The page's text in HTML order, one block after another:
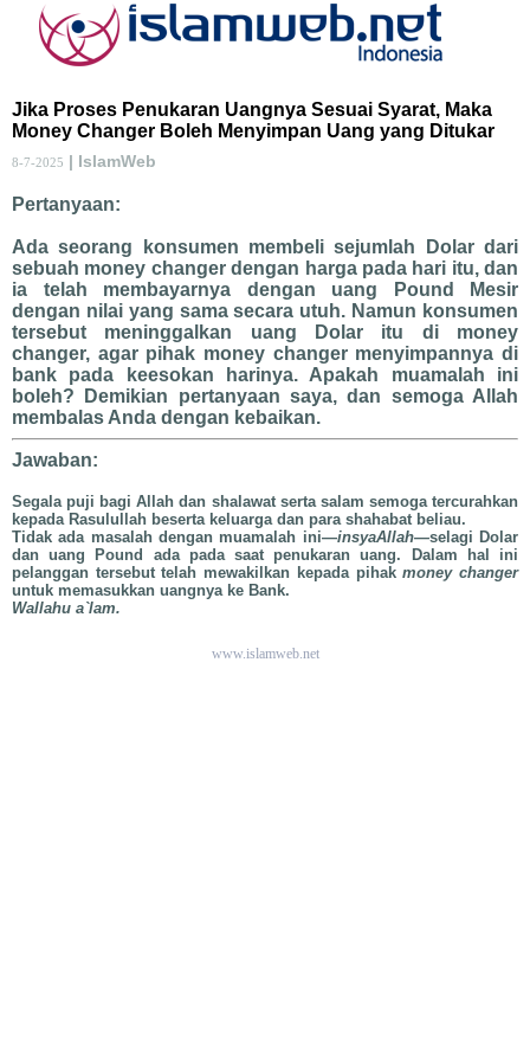
Jika Proses Penukaran Uangnya Sesuai Syarat, Maka
Money Changer Boleh Menyimpan Uang yang Ditukar
8-7-2025 | IslamWeb
Pertanyaan:
Ada seorang konsumen membeli sejumlah Dolar dari
sebuah money changer dengan harga pada hari itu, dan
ia telah membayarnya dengan uang Pound Mesir
dengan nilai yang sama secara utuh. Namun konsumen
tersebut meninggalkan uang Dolar itu di money
changer, agar pihak money changer menyimpannya di
bank pada keesokan harinya. Apakah muamalah ini
boleh? Demikian pertanyaan saya, dan semoga Allah
membalas Anda dengan kebaikan.
Jawaban:
Segala puji bagi Allah dan shalawat serta salam semoga tercurahkan
kepada Rasulullah beserta keluarga dan para shahabat beliau.
Tidak ada masalah dengan muamalah ini—insyaAllah—selagi Dolar
dan uang Pound ada pada saat penukaran uang. Dalam hal ini
pelanggan tersebut telah mewakilkan kepada pihakmoney changer
untuk memasukkan uangnya ke Bank.
Wallahu a`lam.
www.islamweb.net